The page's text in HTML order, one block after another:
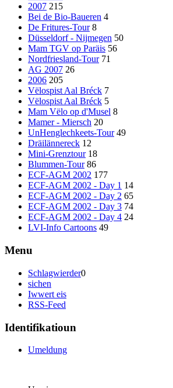
2007 215
Bei de Bio-Baueren 4
De Fritures-Tour 8
Düsseldorf - Nijmegen 50
Mam TGV op Paräis 56
Nordfriesland-Tour 71
AG 2007 26
2006 205
Vëlospist Aal Bréck 7
Vëlospist Aal Bréck 5
Mam Vëlo op d'Musel 8
Mamer - Miersch 20
UnHenglechkeets-Tour 49
Dräilännereck 12
Mini-Grenztour 18
Blummen-Tour 86
ECF-AGM 2002 177
ECF-AGM 2002 - Day 1 14
ECF-AGM 2002 - Day 2 65
ECF-AGM 2002 - Day 3 74
ECF-AGM 2002 - Day 4 24
LVI-Info Cartoons 49
Menu
Schlagwierder0
sichen
Iwwert eis
RSS-Feed
Identifikatioun
Umeldung